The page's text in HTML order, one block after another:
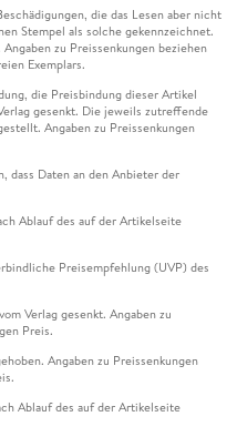
die das Lesen aber nicht
Stempel als solche gekennzeichnet.
zu Preissenkungen beziehen
Exemplars.
die Preisbindung dieser Artikel
gesenkt. Die jeweils zutreffende
Angaben zu Preissenkungen
dass Daten an den Anbieter der
Ablauf des auf der Artikelseite
Preisempfehlung (UVP) des
Verlag gesenkt. Angaben zu
Preis.
Angaben zu Preissenkungen
Ablauf des auf der Artikelseite